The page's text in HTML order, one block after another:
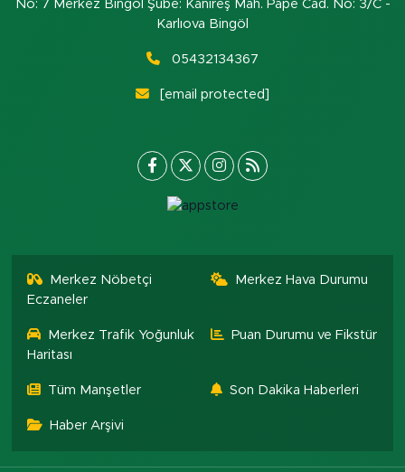
No: 7 Merkez Bingöl Şube: Kanireş Mah. Pape Cad. No: 3/C -
Karlıova Bingöl
05432134367
[email protected]
Merkez Nöbetçi
Eczaneler
Merkez Hava Durumu
Merkez Trafik Yoğunluk
Haritası
Puan Durumu ve Fikstür
Tüm Manşetler Son Dakika Haberleri
Haber Arşivi